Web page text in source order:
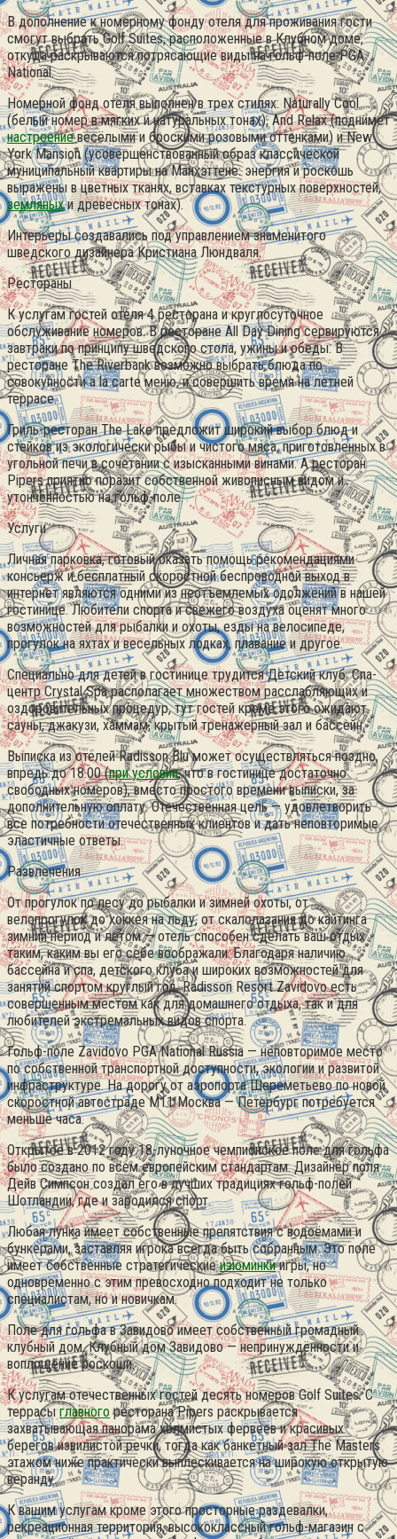
В дополнение к номерному фонду отеля для проживания гости
смогут выбрать Golf Suites, расположенные в Клубном доме,
откуда раскрываются потрясающие виды на гольф-поле PGA
National.
Номерной фонд отеля выполнен в трех стилях: Naturally Cool
(белый номер в мягких и натуральных тонах), And Relax (поднимет
настроениевесёлыми и броскими розовыми оттенками) и New
York Mansion (усовершенствованный образ классической
муниципальный квартиры на Манхэттене: энергия и роскошь
выражены в цветных тканях, вставках текстурных поверхностей,
земляныхи древесных тонах).
Интерьеры создавались под управлением знаменитого
шведского дизайнера Кристиана Люндваля.
Рестораны
К услугам гостей отеля 4 ресторана и круглосуточное
обслуживание номеров. В ресторане All Day Dining сервируются
завтраки по принципу шведского стола, ужины и обеды. В
ресторане The Riverbank возможно выбрать блюда по
совокупности a la carte меню, и совершить время на летней
террасе.
Гриль-ресторан The Lake предложит широкий выбор блюд и
стейков из экологически рыбы и чистого мяса, приготовленных в
угольной печи в сочетании с изысканными винами. А ресторан
Pipers приятно поразит собственной живописным видом и
утончённостью на гольф-поле.
Услуги
Личная парковка, готовый оказать помощь рекомендациями
консьерж и бесплатный скоростной беспроводной выход в
интернет являются одними из неотъемлемых одолжений в нашей
гостинице. Любители спорта и свежего воздуха оценят много
возможностей для рыбалки и охоты, езды на велосипеде,
прогулок на яхтах и весельных лодках, плавание и другое.
Специально для детей в гостинице трудится Детский клуб. Спа-
центр Crystal Spa располагает множеством расслабляющих и
оздоровительных процедур, тут гостей кроме этого ожидают
сауны, джакузи, хаммам, крытый тренажерный зал и бассейн.
Выписка из отелей Radisson Blu может осуществляться поздно,
впредь до 18.00 (при условии, что в гостинице достаточно
свободных номеров), вместо простого времени выписки, за
дополнительную оплату. Отечественная цель — удовлетворить
все потребности отечественных клиентов и дать неповторимые
эластичные ответы.
Развлечения
От прогулок по лесу до рыбалки и зимней охоты, от
велопрогулок до хоккея на льду, от скалолазания до кайтинга
зимний период и летом — отель способен сделать ваш отдых
таким, каким вы его себе воображали. Благодаря наличию
бассейна и спа, детского клубa и широких возможностей для
занятий спортом круглый год, Radisson Resort Zavidovo есть
совершенным местом как для домашнего отдыха, так и для
любителей экстремальных видов спорта.
Гольф-поле Zavidovo PGA National Russia — неповторимое место
по собственной транспортной доступности, экологии и развитой
инфраструктуре. На дорогу от аэропорта Шереметьево по новой
скоростной автостраде М11 Москва — Петербург потребуется
меньше часа.
Открытое в 2012 году 18-луночное чемпионское поле для гольфа
было создано по всем европейским стандартам. Дизайнер поля
Дейв Симпсон создал его в лучших традициях гольф-полей
Шотландии, где и зародился спорт.
Любая лунка имеет собственные препятствия с водоёмами и
бункерами, заставляя игрока всегда быть собранным. Это поле
имеет собственные стратегическиеизюминкиигры, но
одновременно с этим превосходно подходит не только
специалистам, но и новичкам.
Поле для гольфа в Завидово имеет собственный громадный
клубный дом. Клубный дом Завидово — непринуждённости и
воплощение роскоши.
К услугам отечественных гостей десять номеров Golf Suites. С
террасыглавного ресторана Pipers раскрывается
захватывающая панорама холмистых фервеев и красивых
берегов извилистой речки, тогда как банкетный зал The Masters
этажом ниже практически выплескивается на широкую открытую
веранду.
К вашим услугам кроме этого просторные раздевалки,
рекреационная территория, высококлассный гольф-магазин с